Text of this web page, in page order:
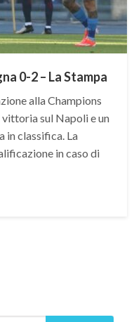
0-2 – La Stampa
alla Champions
vittoria sul Napoli e un
in classifica. La
in caso di